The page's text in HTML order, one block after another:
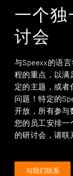
一个
讨会
与Speexx的语
程的重点，以
定的主题，或
问题！特定的
开放，所有参与
您的员工安排一
的研讨会，请联
与我们联系